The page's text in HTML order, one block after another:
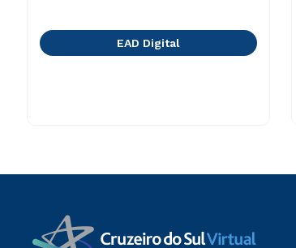
EAD Digital